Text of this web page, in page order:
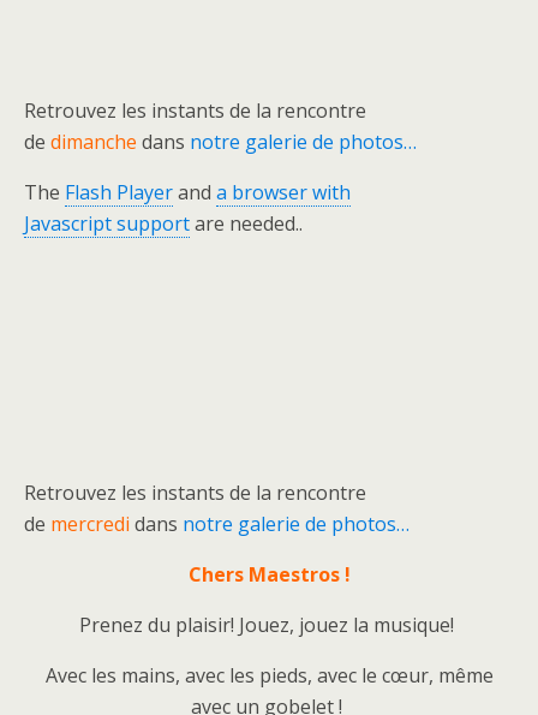
Retrouvez les instants de la rencontre
de dimanche dans notre galerie de photos…
The Flash Playerand a browser with
Javascript supportare needed..
Retrouvez les instants de la rencontre
de mercredi dans notre galerie de photos…
Chers Maestros !
Prenez du plaisir! Jouez, jouez la musique!
Avec les mains, avec les pieds, avec le cœur, même
avec un gobelet !